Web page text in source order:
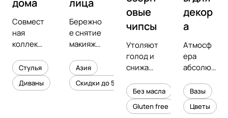
дома
Совмест
ная
коллекц
предмет
ным
дизайне
Стулья
Диваны
лица
Бережно
е снятие
макияжа
увлажне
ние
кожи
Азия
Скидки до 50%
овые
чипсы
Утоляют
голод и
снижают
холесте
рина
Без масла
Gluten free
декор
а
Атмосф
ера
абсолют
уюта в
вашем
интерье
Вазы
Цветы